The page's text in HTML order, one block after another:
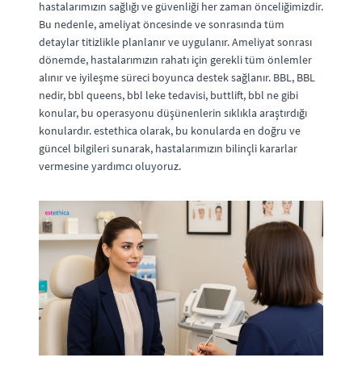
hastalarımızın sağlığı ve güvenliği her zaman önceliğimizdir.
Bu nedenle, ameliyat öncesinde ve sonrasında tüm
detaylar titizlikle planlanır ve uygulanır. Ameliyat sonrası
dönemde, hastalarımızın rahatı için gerekli tüm önlemler
alınır ve iyileşme süreci boyunca destek sağlanır. BBL, BBL
nedir, bbl queens, bbl leke tedavisi, buttlift, bbl ne gibi
konular, bu operasyonu düşünenlerin sıklıkla araştırdığı
konulardır. estethica olarak, bu konularda en doğru ve
güncel bilgileri sunarak, hastalarımızın bilinçli kararlar
vermesine yardımcı oluyoruz.